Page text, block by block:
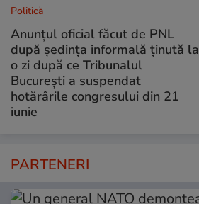
Politică
Anunțul oficial făcut de PNL
după ședința informală ținută la
o zi după ce Tribunalul
București a suspendat
hotărârile congresului din 21
iunie
PARTENERI